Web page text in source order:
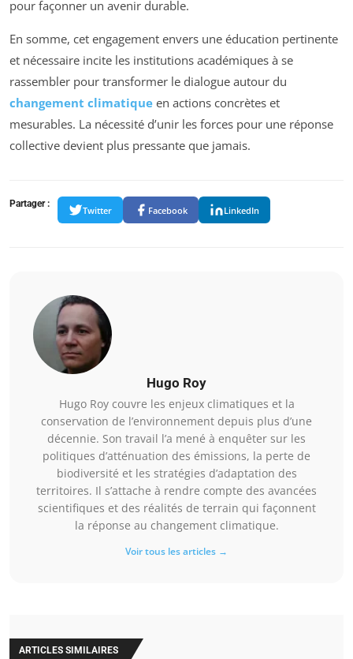
pour façonner un avenir durable.
En somme, cet engagement envers une éducation pertinente
et nécessaire incite les institutions académiques à se
rassembler pour transformer le dialogue autour du
changement climatique en actions concrètes et
mesurables. La nécessité d’unir les forces pour une réponse
collective devient plus pressante que jamais.
Partager :
Twitter Facebook LinkedIn
Hugo Roy
Hugo Roy couvre les enjeux climatiques et la
conservation de l’environnement depuis plus d’une
décennie. Son travail l’a mené à enquêter sur les
politiques d’atténuation des émissions, la perte de
biodiversité et les stratégies d’adaptation des
territoires. Il s’attache à rendre compte des avancées
scientifiques et des réalités de terrain qui façonnent
la réponse au changement climatique.
Voir tous les articles →
ARTICLES SIMILAIRES